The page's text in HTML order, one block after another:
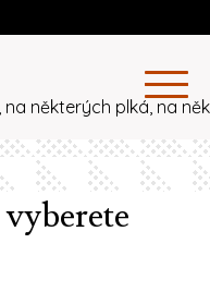
některých plká, na